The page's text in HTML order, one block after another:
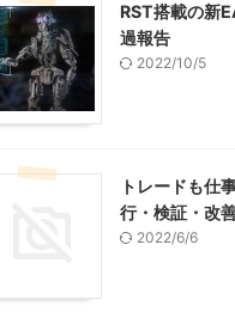
RST搭載の新
過報告
2022/10/5
トレードも仕
行・検証・改
2022/6/6